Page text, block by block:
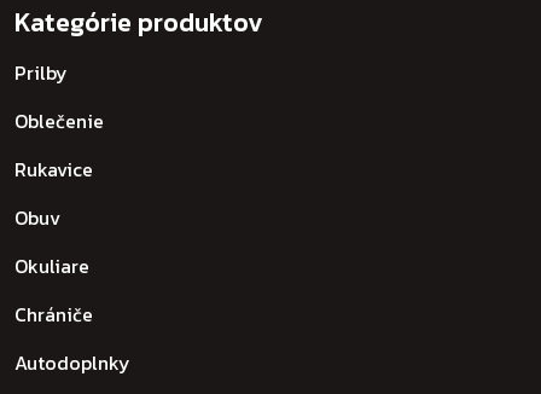
Kategórie produktov
Prilby
Oblečenie
Rukavice
Obuv
Okuliare
Chrániče
Autodoplnky